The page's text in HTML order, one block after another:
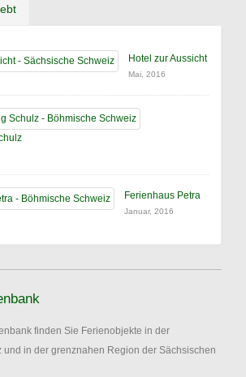
Hotel zur Aussicht
Mai, 2016
Ferienhaus Petra
Januar, 2016
finden Sie Ferienobjekte in der
und in der grenznahen Region der Sächsischen